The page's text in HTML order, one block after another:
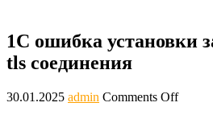
1С ошибка установки
tls соединения
30.01.2025 admin Comments Off